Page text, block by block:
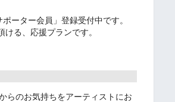
ーター会員」登録受付中です。
る、応援プランです。
らのお気持ちをアーティストにお